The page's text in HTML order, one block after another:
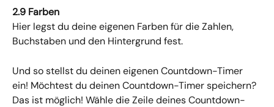
2.9 Farben
Hier legst du deine eigenen Farben für die Zahlen,
Buchstaben und den Hintergrund fest.
Und so stellst du deinen eigenen Countdown-Timer
ein! Möchtest du deinen Countdown-Timer speichern?
Das ist möglich! Wähle die Zeile deines Countdown-